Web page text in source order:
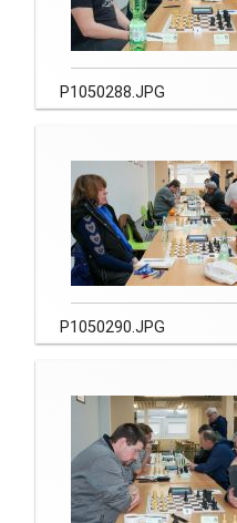
P1050288.JPG
P1050290.JPG